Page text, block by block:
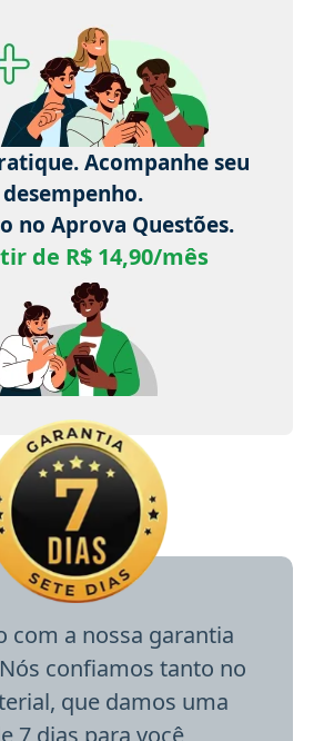
Acompanhe seu
desempenho.
no Aprova Questões.
de R$ 14,90/mês
com a nossa garantia
confiamos tanto no
que damos uma
7 dias para você